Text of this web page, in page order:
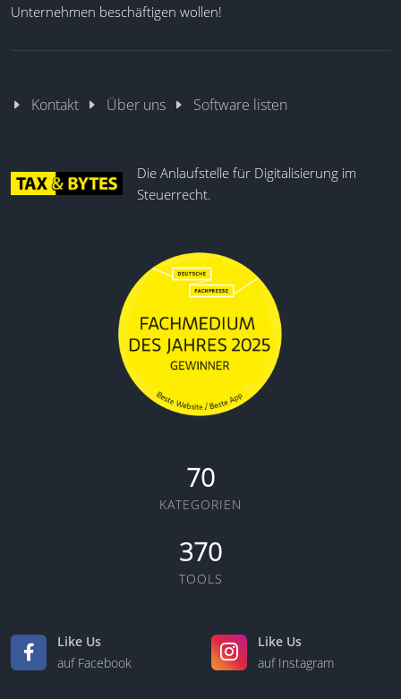
Unternehmen beschäftigen wollen!
Kontakt Über uns Software listen
Die Anlaufstelle für Digitalisierung im
Steuerrecht.
70
KATEGORIEN
370
TOOLS
Like Us
auf Facebook
Like Us
auf Instagram